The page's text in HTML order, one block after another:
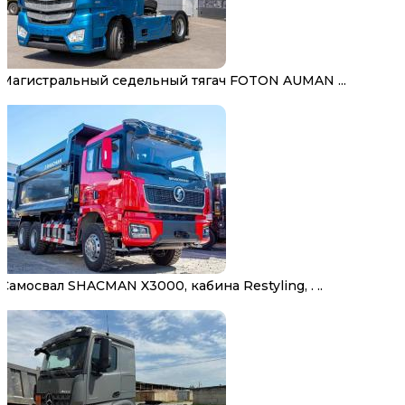
Магистральный седельный тягач FOTON AUMAN ...
Самосвал SHACMAN X3000, кабина Restyling, . ..